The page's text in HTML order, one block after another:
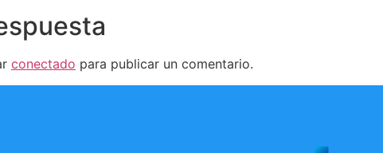
conectado para publicar un comentario.